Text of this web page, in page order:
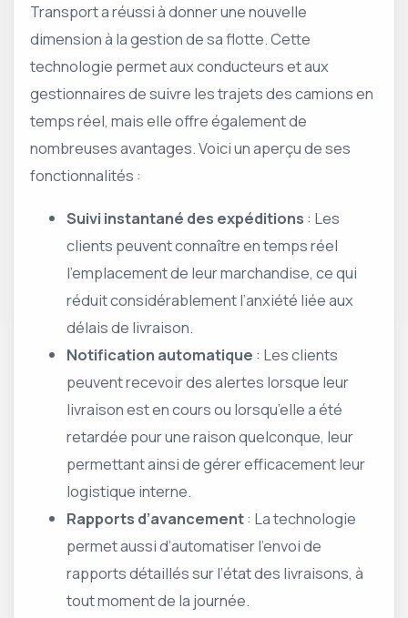
Transport a réussi à donner une nouvelle
dimension à la gestion de sa flotte. Cette
technologie permet aux conducteurs et aux
gestionnaires de suivre les trajets des camions en
temps réel, mais elle offre également de
nombreuses avantages. Voici un aperçu de ses
fonctionnalités :
Suivi instantané des expéditions : Les
clients peuvent connaître en temps réel
l’emplacement de leur marchandise, ce qui
réduit considérablement l’anxiété liée aux
délais de livraison.
Notification automatique : Les clients
peuvent recevoir des alertes lorsque leur
livraison est en cours ou lorsqu’elle a été
retardée pour une raison quelconque, leur
permettant ainsi de gérer efficacement leur
logistique interne.
Rapports d’avancement: La technologie
permet aussi d’automatiser l’envoi de
rapports détaillés sur l’état des livraisons, à
tout moment de la journée.